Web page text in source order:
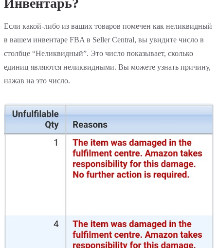
Инвентарь?
Если какой-либо из ваших товаров помечен как неликвидный
в вашем инвентаре FBA в Seller Central, вы увидите число в
столбце “Неликвидный”. Это число показывает, сколько
единиц являются неликвидными. Вы можете узнать причину,
нажав на это число.